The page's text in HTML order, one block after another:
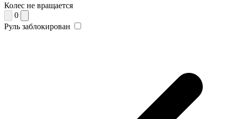
Колес не вращается
0
Руль заблокирован